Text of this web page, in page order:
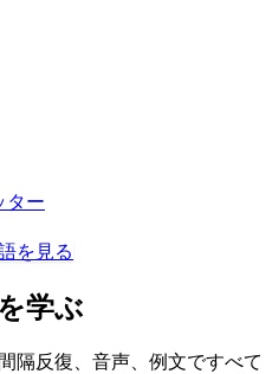
ター
を見る
学ぶ
隔反復、音声、例文ですべて